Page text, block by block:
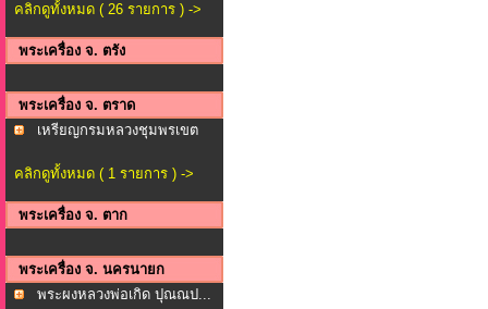
คลิกดูทั้งหมด ( 26 รายการ ) ->
พระเครื่อง จ. ตรัง
พระเครื่อง จ. ตราด
เหรียญกรมหลวงชุมพรเขต
คลิกดูทั้งหมด ( 1 รายการ ) ->
พระเครื่อง จ. ตาก
พระเครื่อง จ. นครนายก
พระผงหลวงพ่อเกิด ปุณณป...